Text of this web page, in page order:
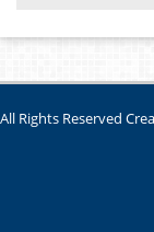
All Rights Reserved